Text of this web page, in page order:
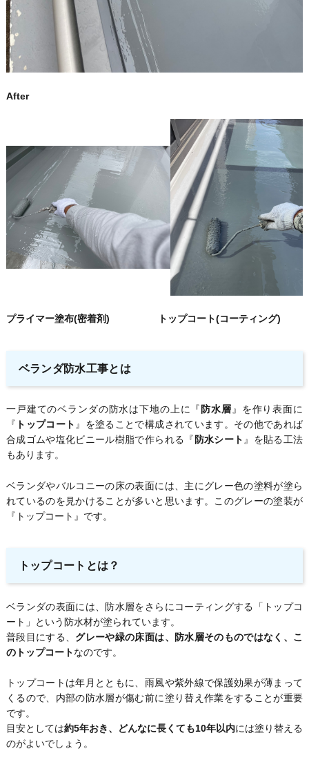
After
プライマー塗布(密着剤) トップコート(コーティング)
ベランダ防水工事とは
一戸建てのベランダの防水は下地の上に『 防水層 』を作り表面に
『 トップコート 』を塗ることで構成されています。その他であれば
合成ゴムや塩化ビニール樹脂で作られる『 防水シート 』を貼る工法
もあります。
ベランダやバルコニーの床の表面には、主にグレー色の塗料が塗ら
れているのを見かけることが多いと思います。このグレーの塗装が
『トップコート』です。
トップコートとは？
ベランダの表面には、防水層をさらにコーティングする「トップコ
ート」という防水材が塗られています。
普段目にする、 グレーや緑の床面は、防水層そのものではなく、こ
のトップコートなのです。
トップコートは年月とともに、雨風や紫外線で保護効果が薄まって
くるので、内部の防水層が傷む前に塗り替え作業をすることが重要
です。
目安としては約5年おき、どんなに長くても10年以内には塗り替える
のがよいでしょう。